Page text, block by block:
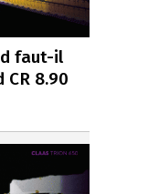
faut-il
8.90